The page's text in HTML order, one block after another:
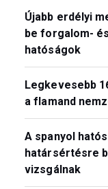
Újabb erdélyi
be forgalom-
hatóságok
Legkevesebb
a flamand
A spanyol
határsértésre
vizsgálnak